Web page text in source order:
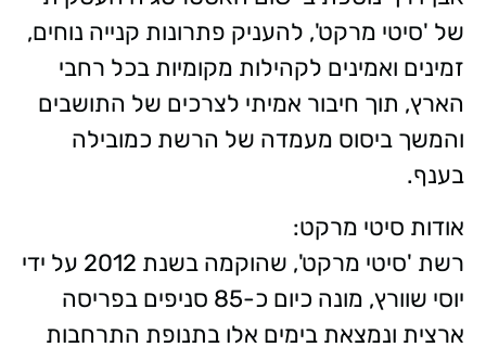
של 'סיטי מרקט', להעניק פתרונות קנייה נוחים,
זמינים ואמינים לקהילות מקומיות בכל רחבי
הארץ, תוך חיבור אמיתי לצרכים של התושבים
והמשך ביסוס מעמדה של הרשת כמובילה
בענף.
אודות סיטי מרקט:
רשת 'סיטי מרקט', שהוקמה בשנת 2012 על ידי
יוסי שוורץ, מונה כיום כ-85 סניפים בפריסה
ארצית ונמצאת בימים אלו בתנופת התרחבות